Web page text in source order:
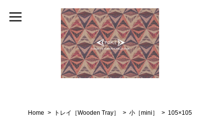
Home トレイ［Wooden Tray］ 小［mini］ 105×105